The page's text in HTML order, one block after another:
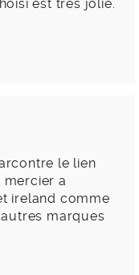
est très jolie.
le lien
mercier a
ireland comme
marques